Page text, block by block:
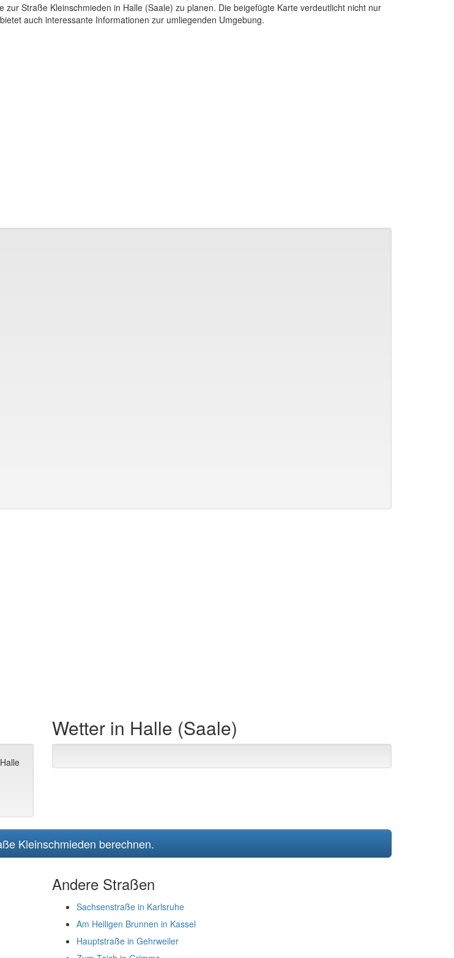
Straße Kleinschmieden in Halle (Saale) zu planen. Die beigefügte Karte verdeutlicht nicht nur
auch interessante Informationen zur umliegenden Umgebung.
Wetter in Halle (Saale)
Kleinschmieden berechnen.
Andere Straßen
Sachsenstraße in Karlsruhe
Am Heiligen Brunnen in Kassel
Hauptstraße in Gehrweiler